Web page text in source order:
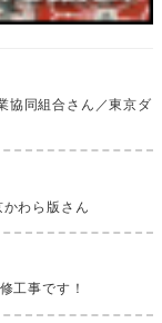
協同組合さん／東京ダ
わら版さん
工事です！